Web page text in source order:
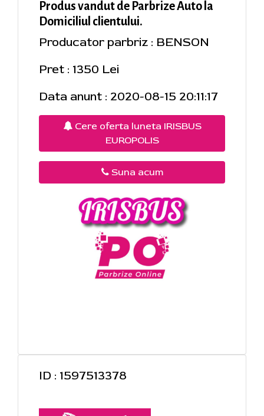
Produs vandut de Parbrize Auto la
Domiciliul clientului.
Producator parbriz : BENSON
Pret : 1350 Lei
Data anunt : 2020-08-15 20:11:17
Cere oferta luneta IRISBUS
EUROPOLIS
Suna acum
ID : 1597513378